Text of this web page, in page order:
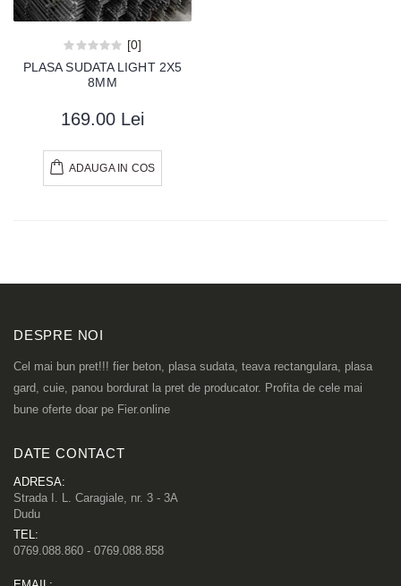
[0]
PLASA SUDATA LIGHT 2X5
8MM
169.00 Lei
ADAUGA IN COS
DESPRE NOI
Cel mai bun pret!!! fier beton, plasa sudata, teava rectangulara, plasa
gard, cuie, panou bordurat la pret de producator. Profita de cele mai
bune oferte doar pe Fier.online
DATE CONTACT
ADRESA:
Strada I. L. Caragiale, nr. 3 - 3A
Dudu
TEL:
0769.088.860 - 0769.088.858